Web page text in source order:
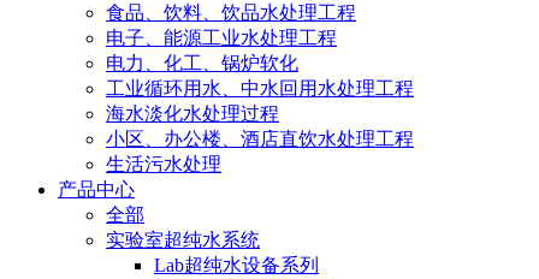
食品、饮料、饮品水处理工程
电子、能源工业水处理工程
电力、化工、锅炉软化
工业循环用水、中水回用水处理工程
海水淡化水处理过程
小区、办公楼、酒店直饮水处理工程
生活污水处理
产品中心
全部
实验室超纯水系统
Lab超纯水设备系列